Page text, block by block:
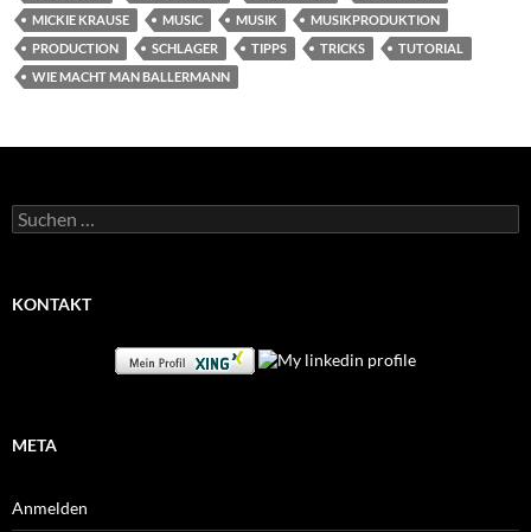
MICKIE KRAUSE
MUSIC MUSIK
MUSIKPRODUKTION
PRODUCTION
SCHLAGER TIPPS TRICKS
TUTORIAL
WIE MACHT MAN BALLERMANN
Suchen
nach:
KONTAKT
META
Anmelden